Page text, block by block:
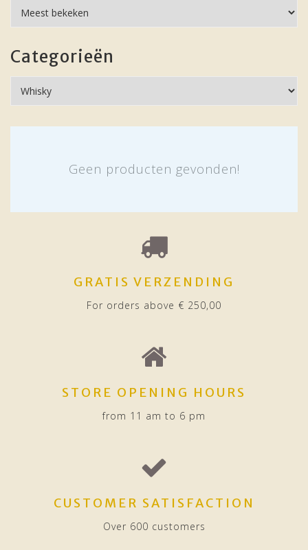
Categorieën
Geen producten gevonden!
GRATIS VERZENDING
For orders above € 250,00
STORE OPENING HOURS
from 11 am to 6 pm
CUSTOMER SATISFACTION
Over 600 customers